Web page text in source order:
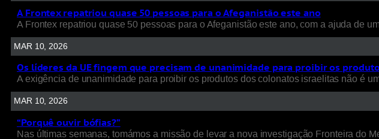
A Frontex repatriou quase 50 pessoas para o Afeganistão este ano
A Frontex repatriou quase 50 pessoas para o Afeganistão este ano, com a ajuda de
MAR 10, 2026
Os líderes da UE fingem que precisam de unanimidade para proibir os
A exigência de unanimidade para proibir os produtos dos colonatos israelitas não é
MAR 10, 2026
“Porquê ouvir bófias?”
Nas últimas semanas, tomámos a missão de levar a nova investigação Fronteira do